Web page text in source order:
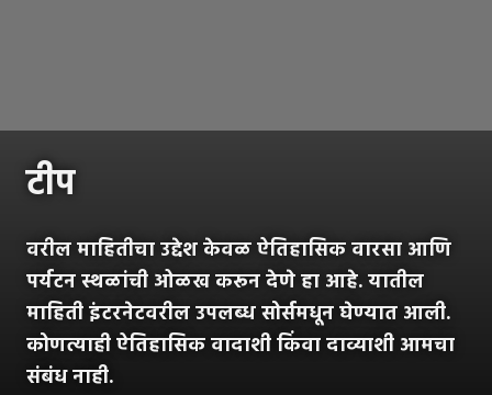
टीप
वरील माहितीचा उद्देश केवळ ऐतिहासिक वारसा आणि
पर्यटन स्थळांची ओळख करून देणे हा आहे. यातील
माहिती इंटरनेटवरील उपलब्ध सोर्समधून घेण्यात आली.
कोणत्याही ऐतिहासिक वादाशी किंवा दाव्याशी आमचा
संबंध नाही.